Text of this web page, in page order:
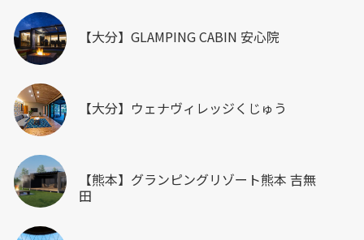
【大分】GLAMPING CABIN 安心院
【大分】ウェナヴィレッジくじゅう
【熊本】グランピングリゾート熊本 吉無
田